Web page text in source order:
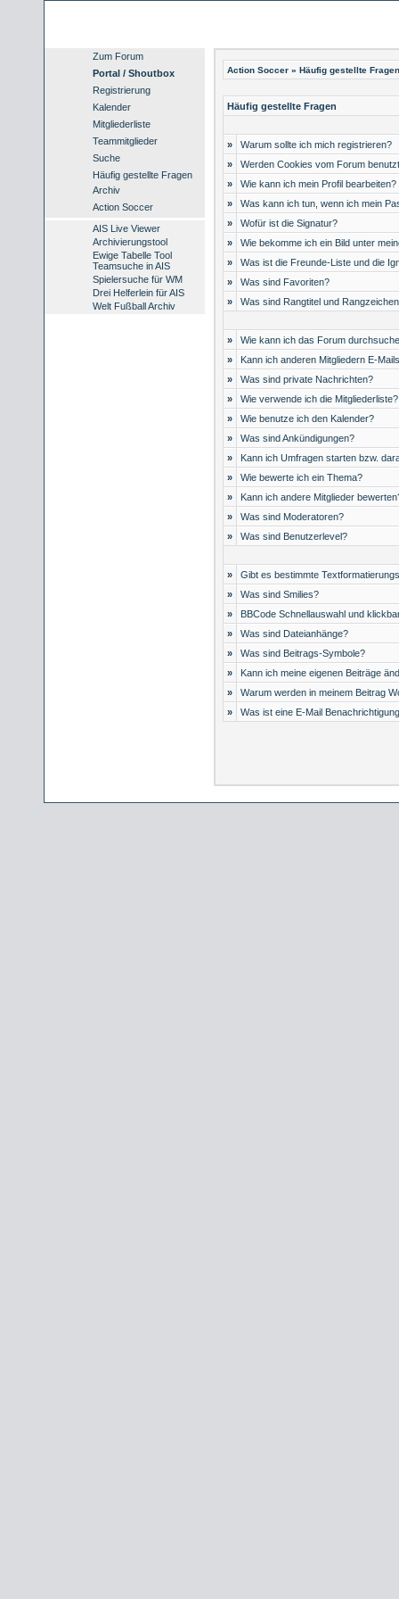
Zum Forum
Portal / Shoutbox
Registrierung
Kalender
Mitgliederliste
Teammitglieder
Suche
Häufig gestellte Fragen
Archiv
Action Soccer
AIS Live Viewer
Archivierungstool
Ewige Tabelle Tool
Teamsuche in AIS
Spielersuche für WM
Drei Helferlein für AIS
Welt Fußball Archiv
Action Soccer » Häufig gestellte Fragen
Häufig gestellte Fragen
»
Warum sollte ich mich registrieren?
»
Werden Cookies vom Forum
»
Wie kann ich mein Profil bearbeiten?
»
Was kann ich tun, wenn ich mein
»
Wofür ist die Signatur?
»
Wie bekomme ich ein Bild unter
»
Was ist die Freunde-Liste und die
»
Was sind Favoriten?
»
Was sind Rangtitel und
»
Wie kann ich das Forum
»
Kann ich anderen Mitgliedern E-
»
Was sind private Nachrichten?
»
Wie verwende ich die Mitgliederliste?
»
Wie benutze ich den Kalender?
»
Was sind Ankündigungen?
»
Kann ich Umfragen starten bzw.
»
Wie bewerte ich ein Thema?
»
Kann ich andere Mitglieder
»
Was sind Moderatoren?
»
Was sind Benutzerlevel?
»
Gibt es bestimmte
»
Was sind Smilies?
»
BBCode Schnellauswahl und
»
Was sind Dateianhänge?
»
Was sind Beitrags-Symbole?
»
Kann ich meine eigenen Beiträge
»
Warum werden in meinem Beitrag
»
Was ist eine E-Mail